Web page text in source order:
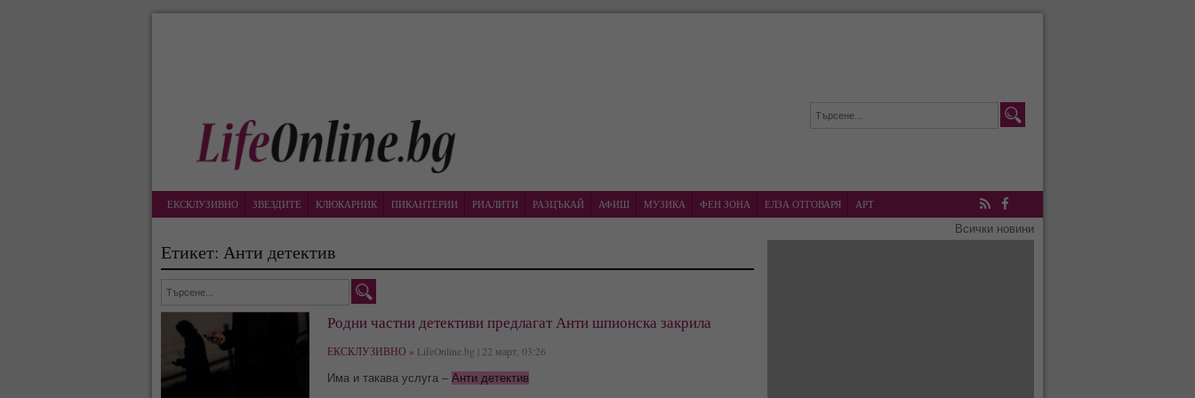
ЕКСКЛУЗИВНО ЗВЕЗДИТЕ КЛЮКАРНИК ПИКАНТЕРИИ РИАЛИТИ РАЗЦЪКАЙ АФИШ МУЗИКА ФЕН ЗОНА ЕЛЗА ОТГОВАРЯ
АРТ
RSS Facebook
Всички новини
Етикет: Анти детектив
Родни частни детективи предлагат Анти шпионска закрила
ЕКСКЛУЗИВНО » LifeOnline.bg | 22 март, 03:26
Има и такава услуга – Анти детектив